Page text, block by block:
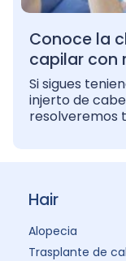
Conoce la
capilar con
Si sigues
injerto de
resolveremos
Hair
Alopecia
Trasplante de